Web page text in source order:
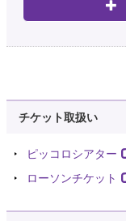
チケット取扱い
ピッコロシアター
ローソンチケット